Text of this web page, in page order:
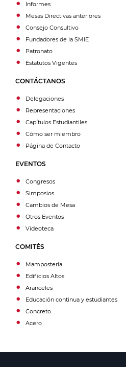
Informes
Mesas Directivas anteriores
Consejo Consultivo
Fundadores de la SMIE
Patronato
Estatutos Vigentes
CONTÁCTANOS
Delegaciones
Representaciones
Capítulos Estudiantiles
Cómo ser miembro
Página de Contacto
EVENTOS
Congresos
Simposios
Cambios de Mesa
Otros Eventos
Videoteca
COMITÉS
Mampostería
Edificios Altos
Aranceles
Educación continua y estudiantes
Concreto
Acero